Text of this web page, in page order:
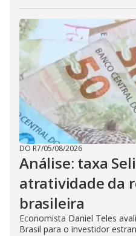
DO R7/05/08/2026
Análise: taxa
atratividade da
brasileira
Economista Daniel Teles
Brasil para o investidor